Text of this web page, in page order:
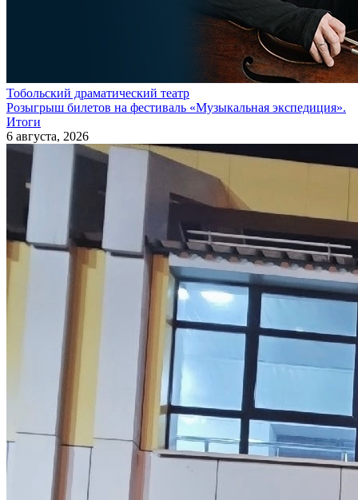
Тобольский драматический театр
Розыгрыш билетов на фестиваль «Музыкальная экспедиция».
Итоги
6 августа, 2026